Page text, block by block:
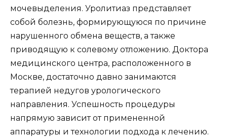
мочевыделения. Уролитиаз представляет
собой болезнь, формирующуюся по причине
нарушенного обмена веществ, а также
приводящую к солевому отложению. Доктора
медицинского центра, расположенного в
Москве, достаточно давно занимаются
терапией недугов урологического
направления. Успешность процедуры
напрямую зависит от примененной
аппаратуры и технологии подхода к лечению.